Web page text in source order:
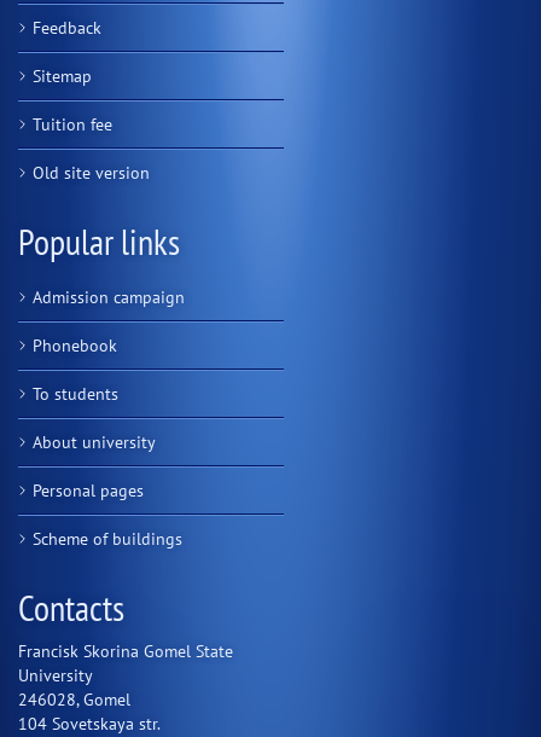
Feedback
Sitemap
Tuition fee
Old site version
Popular links
Admission campaign
Phonebook
To students
About university
Personal pages
Scheme of buildings
Contacts
Francisk Skorina Gomel State
University
246028, Gomel
104 Sovetskaya str.